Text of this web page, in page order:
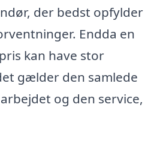
der bedst opfylder
Endda en
kan have stor
gælder den samlede
og den service,